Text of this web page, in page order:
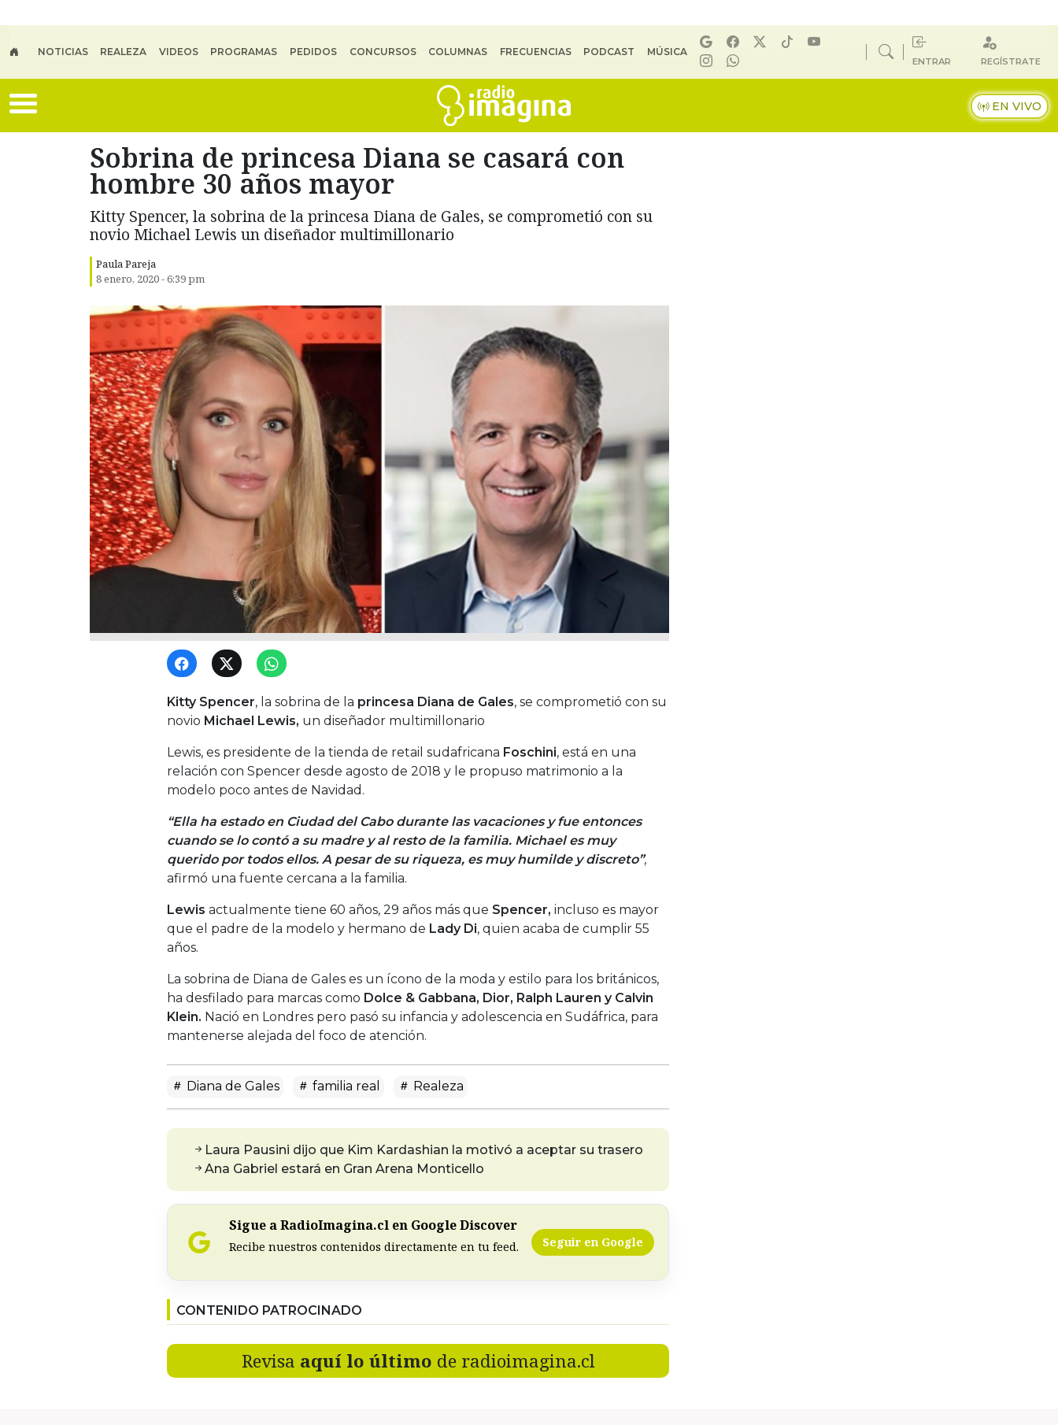
NOTICIAS REALEZA VIDEOS PROGRAMAS PEDIDOS CONCURSOS COLUMNAS FRECUENCIAS PODCAST MÚSICA
ENTRAR REGÍSTRATE
EN VIVO
Sobrina de princesa Diana se casará con
hombre 30 años mayor
Kitty Spencer, la sobrina de la princesa Diana de Gales, se comprometió con su
novio Michael Lewis un diseñador multimillonario
Paula Pareja
8 enero, 2020 - 6:39 pm
Kitty Spencer, la sobrina de la princesa Diana de Gales, se comprometió con su
novio Michael Lewis, un diseñador multimillonario
Lewis, es presidente de la tienda de retail sudafricana Foschini, está en una
relación con Spencer desde agosto de 2018 y le propuso matrimonio a la
modelo poco antes de Navidad.
“Ella ha estado en Ciudad del Cabo durante las vacaciones y fue entonces
cuando se lo contó a su madre y al resto de la familia. Michael es muy
querido por todos ellos. A pesar de su riqueza, es muy humilde y discreto”,
afirmó una fuente cercana a la familia.
Lewis actualmente tiene 60 años, 29 años más que Spencer, incluso es mayor
que el padre de la modelo y hermano de Lady Di, quien acaba de cumplir 55
años.
La sobrina de Diana de Gales es un ícono de la moda y estilo para los británicos,
ha desfilado para marcas como Dolce & Gabbana, Dior, Ralph Lauren y Calvin
Klein. Nació en Londres pero pasó su infancia y adolescencia en Sudáfrica, para
mantenerse alejada del foco de atención.
Diana de Gales familia real Realeza
Laura Pausini dijo que Kim Kardashian la motivó a aceptar su trasero
Ana Gabriel estará en Gran Arena Monticello
Sigue a RadioImagina.cl en Google Discover
Recibe nuestros contenidos directamente en tu feed. Seguir en Google
CONTENIDO PATROCINADO
Revisa aquí lo último de radioimagina.cl